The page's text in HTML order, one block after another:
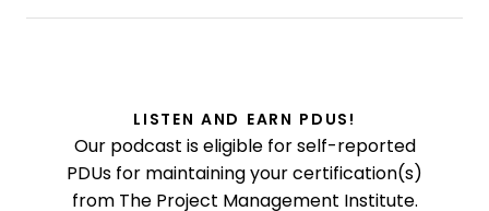
LISTEN AND EARN PDUS!
Our podcast is eligible for self-reported
PDUs for maintaining your certification(s)
from The Project Management Institute.